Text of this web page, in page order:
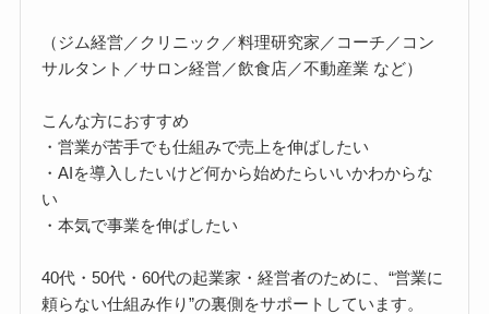
（ジム経営／クリニック／料理研究家／コーチ／コン
サルタント／サロン経営／飲食店／不動産業 など）
こんな方におすすめ
・営業が苦手でも仕組みで売上を伸ばしたい
・AIを導入したいけど何から始めたらいいかわからな
い
・本気で事業を伸ばしたい
40代・50代・60代の起業家・経営者のために、“営業に
頼らない仕組み作り”の裏側をサポートしています。